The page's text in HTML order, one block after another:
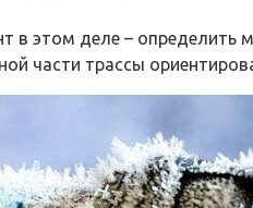
этом деле – определить
части трассы